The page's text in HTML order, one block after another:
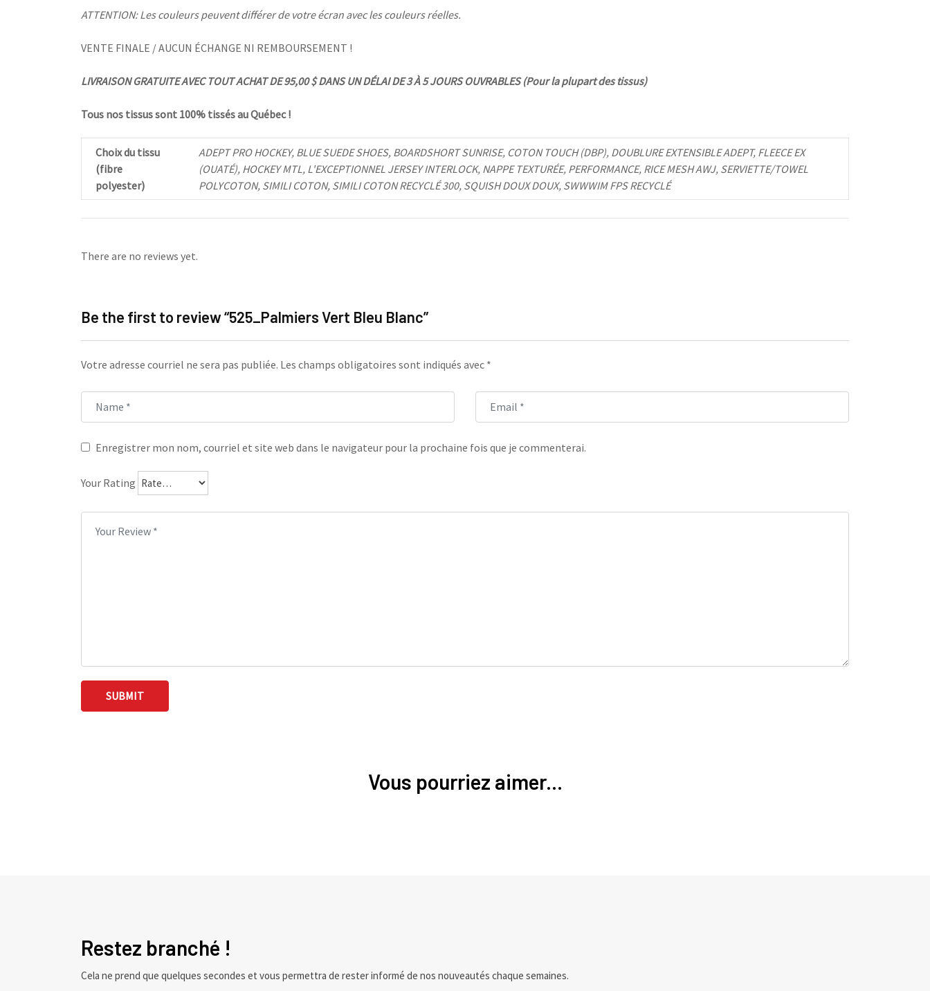
ATTENTION: Les couleurs peuvent différer de votre écran avec les couleurs réelles.
VENTE FINALE / AUCUN ÉCHANGE NI REMBOURSEMENT !
LIVRAISON GRATUITE AVEC TOUT ACHAT DE 95,00 $ DANS UN DÉLAI DE 3 À 5 JOURS OUVRABLES (Pour la plupart des tissus)
Tous nos tissus sont 100% tissés au Québec !
Choix du tissu
(fibre
polyester)
ADEPT PRO HOCKEY, BLUE SUEDE SHOES, BOARDSHORT SUNRISE, COTON TOUCH (DBP), DOUBLURE EXTENSIBLE ADEPT, FLEECE EX
(OUATÉ), HOCKEY MTL, L'EXCEPTIONNEL JERSEY INTERLOCK, NAPPE TEXTURÉE, PERFORMANCE, RICE MESH AWJ, SERVIETTE/TOWEL
POLYCOTON, SIMILI COTON, SIMILI COTON RECYCLÉ 300, SQUISH DOUX DOUX, SWWWIM FPS RECYCLÉ
There are no reviews yet.
Be the first to review “525_Palmiers Vert Bleu Blanc”
Votre adresse courriel ne sera pas publiée. Les champs obligatoires sont indiqués avec *
Enregistrer mon nom, courriel et site web dans le navigateur pour la prochaine fois que je commenterai.
Your Rating
Vous pourriez aimer...
Restez branché !
Cela ne prend que quelques secondes et vous permettra de rester informé de nos nouveautés chaque semaines.